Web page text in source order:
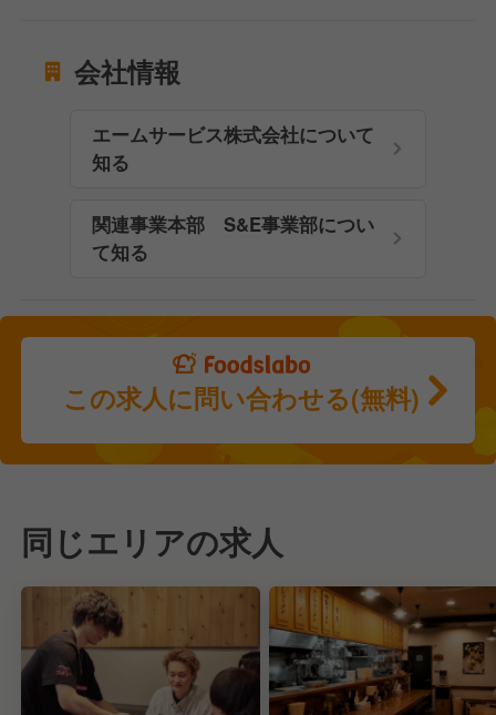
会社情報
エームサービス株式会社について
知る
関連事業本部 S&E事業部につい
て知る
この求人に問い合わせる(無料)
同じエリアの求人